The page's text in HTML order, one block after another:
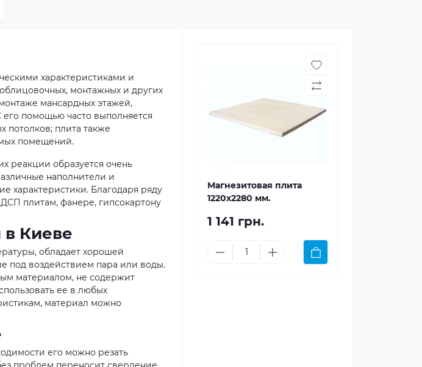
характеристиками и
монтажных и других
мансардных этажей,
его помощью часто выполняется
потолков; плита также
помещений.
реакции образуется очень
наполнители и
характеристики. Благодаря ряду
плитам, фанере, гипсокартону
Киеве
обладает хорошей
под воздействием пара или воды.
материалом, не содержит
ее в любых
материал можно
его можно резать
Магнезитовая плита
1220x2280 мм.
1 141 грн.